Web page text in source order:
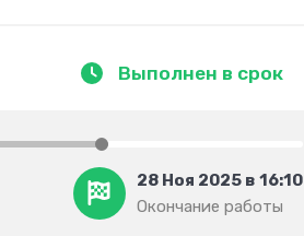
Выполнен в срок
28 Ноя 2025 в 16:10
Окончание работы